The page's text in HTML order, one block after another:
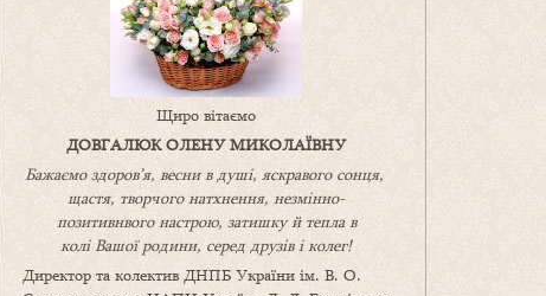
Щиро вітаємо
ДОВГАЛЮК ОЛЕНУ МИКОЛАЇВНУ
Бажаємо здоров’я, весни в душі, яскравого сонця,
щастя, творчого натхнення, незмінно-
позитивнвого настрою, затишкуйтепла в
коліВашоїродини, серед друзів і колег!
Директор та колектив ДНПБ України ім. В. О.